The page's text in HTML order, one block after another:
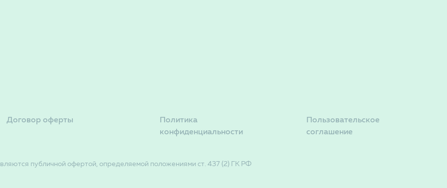
Договор оферты
Политика
конфиденциальности
Пользовательское
соглашение
публичной офертой, определяемой положениями ст. 437 (2) ГК РФ